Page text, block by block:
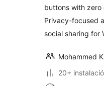
buttons with zero
Privacy-focused
social sharing for
Mohammed
20+